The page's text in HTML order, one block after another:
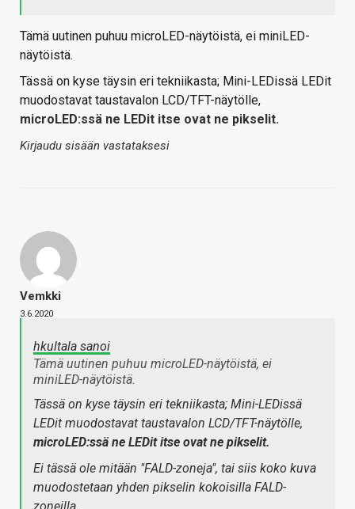
Tämä uutinen puhuu microLED-näytöistä, ei miniLED-
näytöistä.
Tässä on kyse täysin eri tekniikasta; Mini-LEDissä LEDit
muodostavat taustavalon LCD/TFT-näytölle,
microLED:ssä ne LEDit itse ovat ne pikselit.
Kirjaudu sisään vastataksesi
Vemkki
3.6.2020
hkultala sanoi
Tämä uutinen puhuu microLED-näytöistä, ei
miniLED-näytöistä.
Tässä on kyse täysin eri tekniikasta; Mini-LEDissä
LEDit muodostavat taustavalon LCD/TFT-näytölle,
microLED:ssä ne LEDit itse ovat ne pikselit.
Ei tässä ole mitään "FALD-zoneja", tai siis koko kuva
muodostetaan yhden pikselin kokoisilla FALD-